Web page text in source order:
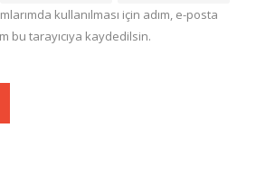
kullanılması için adım, e-posta
bu tarayıcıya kaydedilsin.